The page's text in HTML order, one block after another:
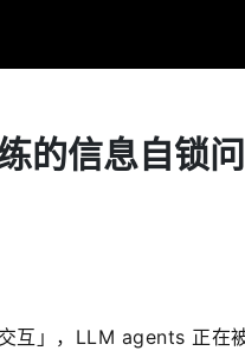
的信息自锁
互」，LLM agents 正在